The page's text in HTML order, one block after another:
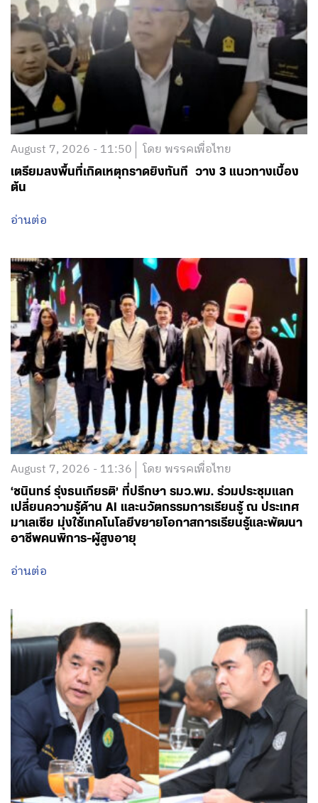
August 7, 2026 - 11:50 โดย พรรคเพื่อไทย
เตรียมลงพื้นที่เกิดเหตุกราดยิงทันที วาง 3 แนวทางเบื้อง
ต้น
อ่านต่อ
August 7, 2026 - 11:36 โดย พรรคเพื่อไทย
‘ชนินทร์ รุ่งธนเกียรติ’ ที่ปรึกษา รมว.พม. ร่วมประชุมแลก
เปลี่ยนความรู้ด้าน AI และนวัตกรรมการเรียนรู้ ณ ประเทศ
มาเลเซีย มุ่งใช้เทคโนโลยีขยายโอกาสการเรียนรู้และพัฒนา
อาชีพคนพิการ-ผู้สูงอายุ
อ่านต่อ